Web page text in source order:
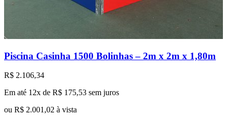
Piscina Casinha 1500 Bolinhas – 2m x 2m x 1,80m
R$ 2.106,34
Em até 12x de R$ 175,53 sem juros
ou R$ 2.001,02 à vista